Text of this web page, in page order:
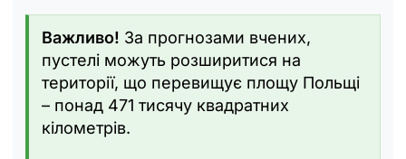
Важливо! За прогнозами вчених,
пустелі можуть розширитися на
території, що перевищує площу Польщі
– понад 471 тисячу квадратних
кілометрів.